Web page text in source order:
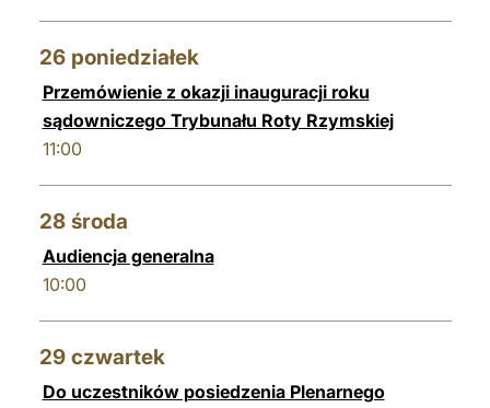
26 poniedziałek
Przemówienie z okazji inauguracji roku
sądowniczego Trybunału Roty Rzymskiej
11:00
28 środa
Audiencja generalna
10:00
29 czwartek
Do uczestników posiedzenia Plenarnego